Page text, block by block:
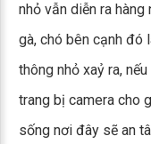
nhỏ vẫn diễn ra
gà, chó bên cạnh đó
thông nhỏ xaỷ ra,
trang bị camera cho
sống nơi đây sẽ an